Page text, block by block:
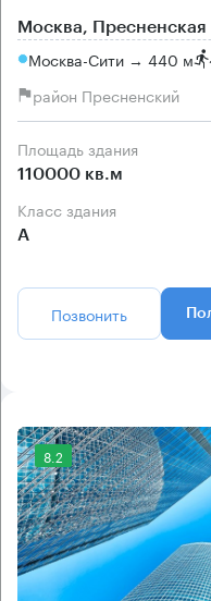
Москва, Пресненская
Москва-Сити → 440 м
район Пресненский
Площадь здания
110000 кв.м
Класс здания
А
Позвонить
8.2